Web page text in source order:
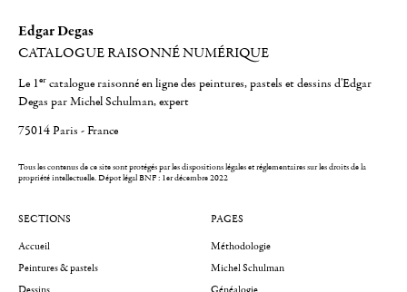
Edgar Degas
CATALOGUE RAISONNÉ NUMÉRIQUE
Le 1er catalogue raisonné en ligne des peintures, pastels et dessins d'Edgar
Degas par Michel Schulman, expert
75014 Paris - France
Tous les contenus de ce site sont protégés par les dispositions légales et réglementaires sur les droits de la
propriété intellectuelle.Dépot légal BNF : 1er décembre 2022
SECTIONS
Accueil
Peintures & pastels
PAGES
Méthodologie
Michel Schulman